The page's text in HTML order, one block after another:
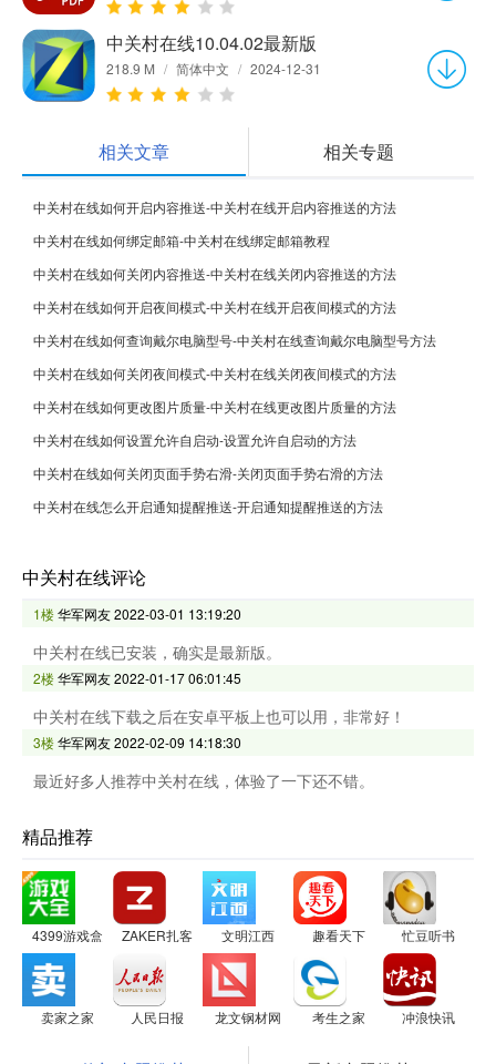
中关村在线10.04.02最新版
218.9 M / 简体中文 / 2024-12-31
相关文章 相关专题
中关村在线如何开启内容推送-中关村在线开启内容推送的方法
中关村在线如何绑定邮箱-中关村在线绑定邮箱教程
中关村在线如何关闭内容推送-中关村在线关闭内容推送的方法
中关村在线如何开启夜间模式-中关村在线开启夜间模式的方法
中关村在线如何查询戴尔电脑型号-中关村在线查询戴尔电脑型号方法
中关村在线如何关闭夜间模式-中关村在线关闭夜间模式的方法
中关村在线如何更改图片质量-中关村在线更改图片质量的方法
中关村在线如何设置允许自启动-设置允许自启动的方法
中关村在线如何关闭页面手势右滑-关闭页面手势右滑的方法
中关村在线怎么开启通知提醒推送-开启通知提醒推送的方法
中关村在线评论
1楼华军网友2022-03-01 13:19:20
中关村在线已安装，确实是最新版。
2楼华军网友2022-01-17 06:01:45
中关村在线下载之后在安卓平板上也可以用，非常好！
3楼华军网友2022-02-09 14:18:30
最近好多人推荐中关村在线，体验了一下还不错。
精品推荐
4399游戏盒 ZAKER扎客 文明江西 趣看天下 忙豆听书
卖家之家 人民日报 龙文钢材网 考生之家 冲浪快讯